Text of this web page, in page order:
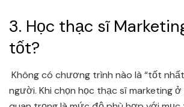
3. Học thạc sĩ
tốt?
Không có chương trình nào là “tốt
người. Khi chọn học thạc sĩ marketing